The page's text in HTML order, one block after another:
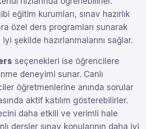
eğitim kurumları, sınav hazırlık
özel ders programları sunarak
iyi şekilde hazırlanmalarını sağlar.
seçenekleri ise öğrencilere
deneyimi sunar. Canlı
öğretmenlerine anında sorular
aktif katılım gösterebilirler.
daha etkili ve verimli hale
dersler sınav konularının daha iyi